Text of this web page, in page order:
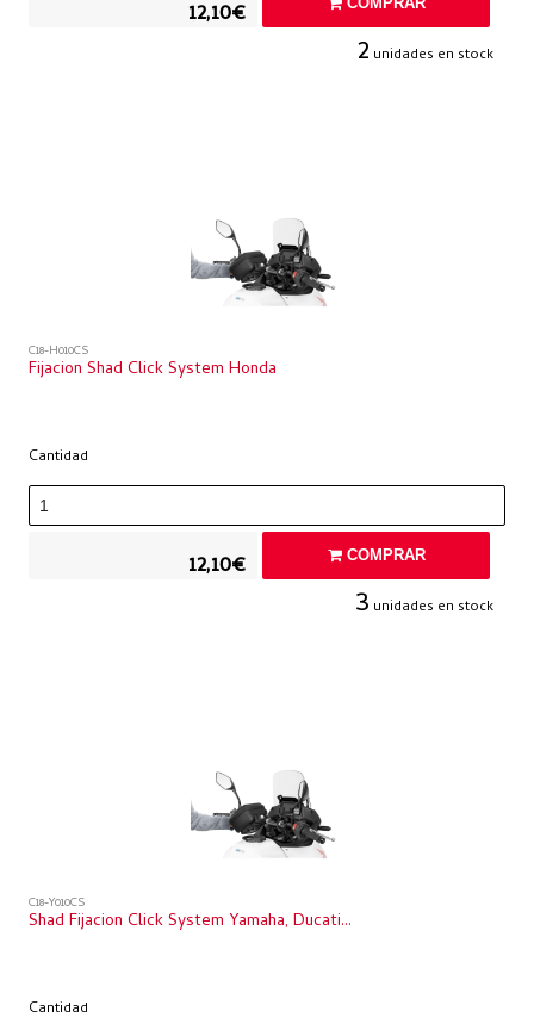
12,10€
2 unidades en stock
C18-H010CS
Fijacion Shad Click System Honda
Cantidad
12,10€ COMPRAR
3 unidades en stock
C18-Y010CS
Shad Fijacion Click System Yamaha, Ducati...
Cantidad